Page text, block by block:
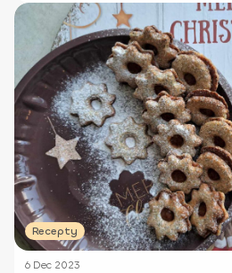
Recepty
6 Dec 2023